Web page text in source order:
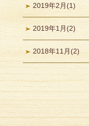
2019年2月(1)
2019年1月(2)
2018年11月(2)